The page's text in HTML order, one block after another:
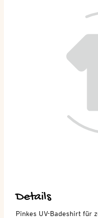
Details
Pinkes UV-Badeshirt für